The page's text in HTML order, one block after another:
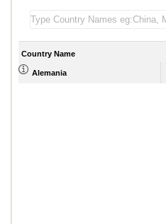
Country Name
Alemania